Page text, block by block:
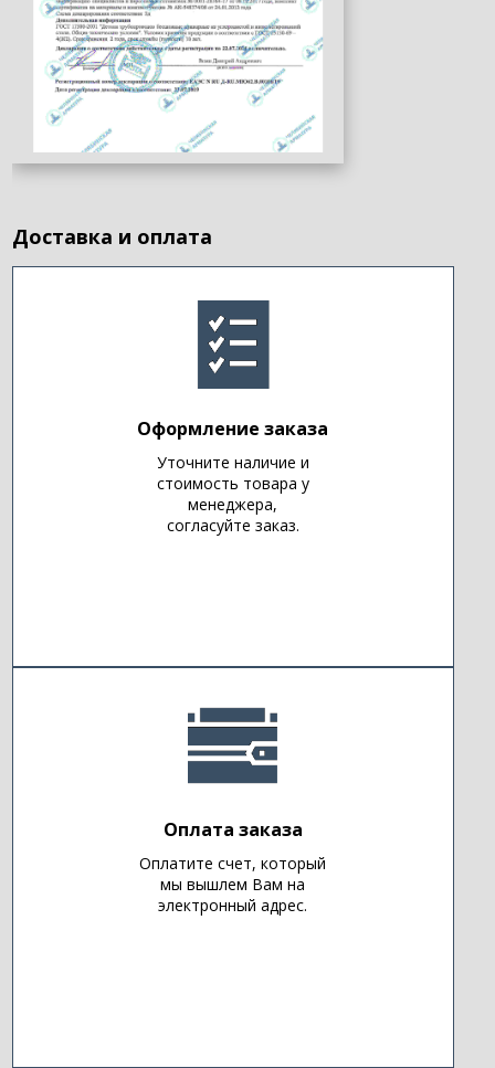
Доставка и оплата
Оформление заказа
Уточните наличие и
стоимость товара у
менеджера,
согласуйте заказ.
Оплата заказа
Оплатите счет, который
мы вышлем Вам на
электронный адрес.